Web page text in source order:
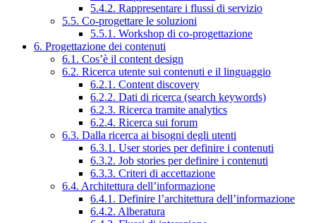
5.4.2. Rappresentare i flussi di servizio
5.5. Co-progettare le soluzioni
5.5.1. Workshop di co-progettazione
6. Progettazione dei contenuti
6.1. Cos’è il content design
6.2. Ricerca utente sui contenuti e il linguaggio
6.2.1. Content discovery
6.2.2. Dati di ricerca (search keywords)
6.2.3. Ricerca tramite analytics
6.2.4. Ricerca sui forum
6.3. Dalla ricerca ai bisogni degli utenti
6.3.1. User stories per definire i contenuti
6.3.2. Job stories per definire i contenuti
6.3.3. Criteri di accettazione
6.4. Architettura dell’informazione
6.4.1. Definire l’architettura dell’informazione
6.4.2. Alberatura